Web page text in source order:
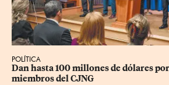
POLÍTICA
Dan hasta 100 millones de dólares
miembros del CJNG